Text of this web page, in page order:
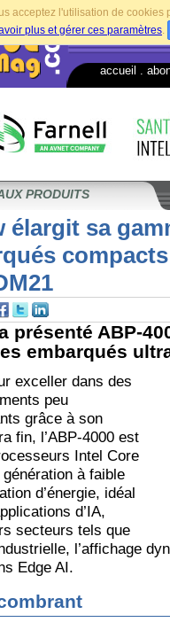
acceptez l'utilisation de
plus et gérer ces paramètres.
accueil
PRODUITS
élargit sa
présenté ABP-
embarqués
exceller dans des
peu
grâce à son
fin, l’ABP-4000 est
Intel Core
à faible
d’énergie, idéal
d’IA,
secteurs tels que
l’affichage
Edge AI.